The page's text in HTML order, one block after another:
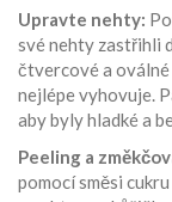
Upravte nehty:
své nehty zastřihli
čtvercové a
nejlépe vyhovuje.
aby byly hladké a
Peeling a
pomocí směsi